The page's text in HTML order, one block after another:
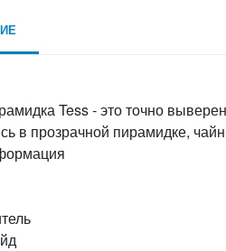
Tess - это точно
в прозрачной пирамидке,